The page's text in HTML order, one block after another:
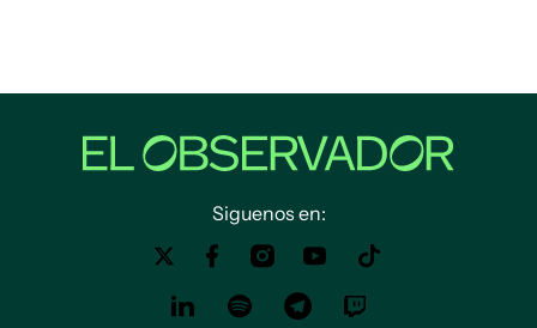
Siguenos en: